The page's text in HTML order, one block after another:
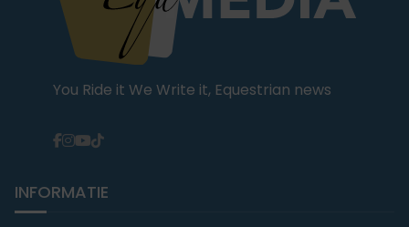
You Ride it We Write it, Equestrian news
INFORMATIE